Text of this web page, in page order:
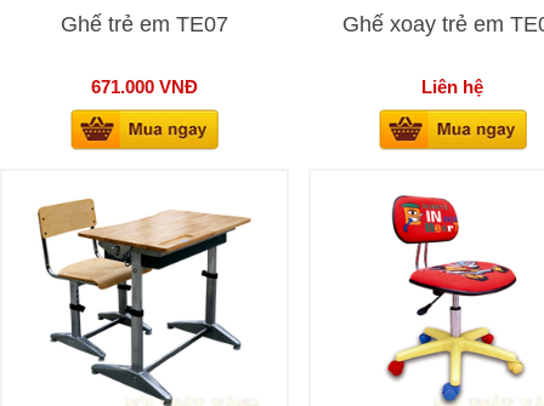
Ghế trẻ em TE07
671.000 VNĐ
Ghế xoay trẻ em
Liên hệ